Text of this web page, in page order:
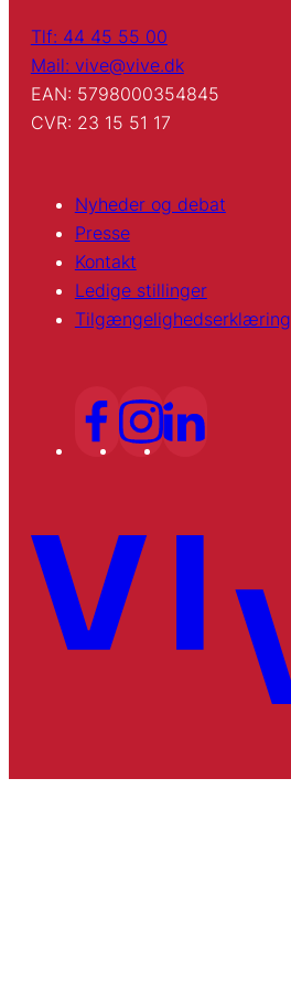
Tlf: 44 45 55 00
Mail: vive@vive.dk
EAN: 5798000354845
CVR: 23 15 51 17
Nyheder og debat
Presse
Kontakt
Ledige stillinger
Tilgængelighedserklæring